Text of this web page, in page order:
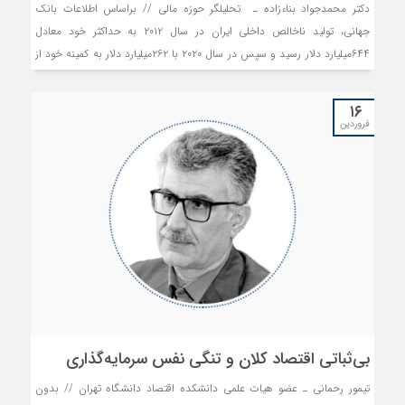
دکتر محمدجواد بناءزاده ـ‌ تحلیلگر حوزه مالی // براساس اطلاعات بانک
جهانی، تولید ناخالص داخلی ایران در سال ۲۰۱۲ به حداکثر خود معادل
۶۴۴میلیارد دلار رسید و سپس در سال ۲۰۲۰ با ۲۶۲میلیارد دلار به کمینه خود از
برای سال ۲۰۲۶ برابر ۲.۸‌درصد برآورد و پیش‌بینی شده است. ایران به‌عنوان
یک اقتصاد نوظهور برای افزایش رفاه اجتماعی از طریق سرانه تولید ناخالص
ملی و کاهش تورم نیازمند رشد اقتصادی بالاتری است.
۱۶
فروردین
بی‌ثباتی اقتصاد کلان و تنگی نفس سرمایه‌گذاری
تیمور رحمانی ـ عضو هیات علمی دانشکده اقتصاد دانشگاه تهران // بدون